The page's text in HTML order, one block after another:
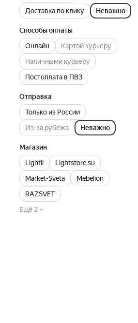
Доставка по клику
Неважно
Способы оплаты
Онлайн
Картой курьеру
Наличными курьеру
Постоплата в ПВЗ
Отправка
Только из России
Из-за рубежа
Неважно
Магазин
Lightil
Lightstore.su
Market-Sveta
Mebelion
RAZSVET
Ещё 2